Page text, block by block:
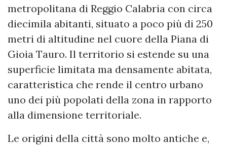
metropolitana di Reggio Calabria con circa
diecimila abitanti, situato a poco più di 250
metri di altitudine nel cuore della Piana di
Gioia Tauro. Il territorio si estende su una
superficie limitata ma densamente abitata,
caratteristica che rende il centro urbano
uno dei più popolati della zona in rapporto
alla dimensione territoriale.
Le origini della città sono molto antiche e,